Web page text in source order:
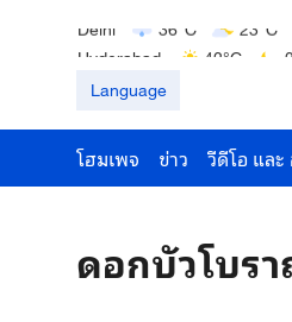
Hyderabad
42°C
Language
โฮมเพจ ข่าว วีดีโอ และ
ดอกบัวโบร